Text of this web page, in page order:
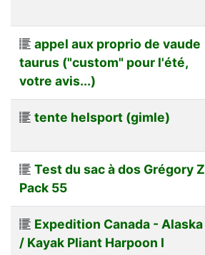
appel aux proprio de vaude
taurus ("custom" pour l'été,
votre avis...)
tente helsport (gimle)
Test du sac à dos Grégory Z
Pack 55
Expedition Canada - Alaska
/ Kayak Pliant Harpoon I